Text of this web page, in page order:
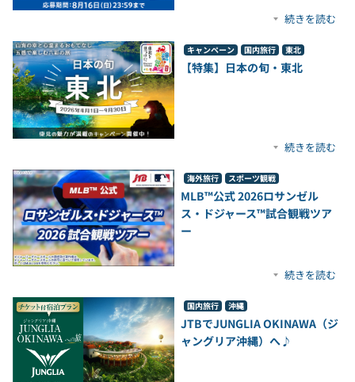
続きを読む
キャンペーン 国内旅行 東北
【特集】日本の旬・東北
続きを読む
海外旅行 スポーツ観戦
MLB™公式 2026ロサンゼル
ス・ドジャース™試合観戦ツア
ー
続きを読む
国内旅行 沖縄
JTBでJUNGLIA OKINAWA（ジ
ャングリア沖縄）へ♪